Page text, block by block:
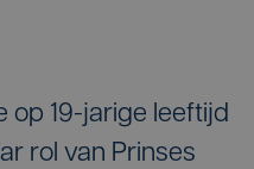
op 19-jarige leeftijd
rol van Prinses